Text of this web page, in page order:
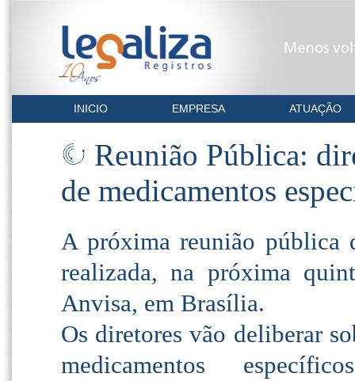
INICIO EMPRESA ATUAÇÃO
Reunião Pública:
de medicamentos
A próxima reunião pública
realizada, na próxima
Anvisa, em Brasília.
Os diretores vão deliberar
medicamentos